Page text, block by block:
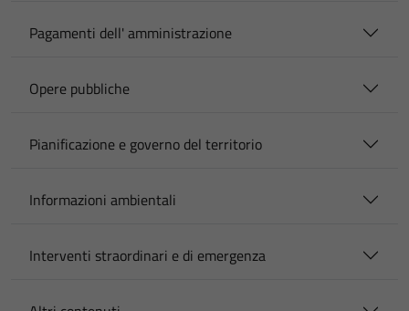
Pagamenti dell' amministrazione
Opere pubbliche
Pianificazione e governo del territorio
Informazioni ambientali
Interventi straordinari e di emergenza